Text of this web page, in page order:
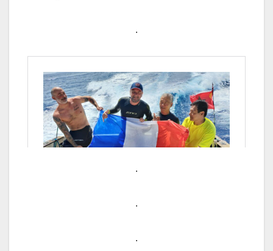
.
.
.
.